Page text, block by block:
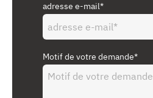
adresse e-mail*
Motif de votre demande*